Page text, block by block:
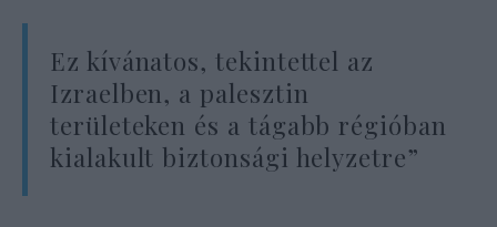
Ez kívánatos, tekintettel az
Izraelben, a palesztin
területeken és a tágabb régióban
kialakult biztonsági helyzetre”